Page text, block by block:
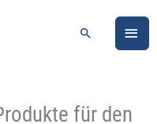
Suchen
für den